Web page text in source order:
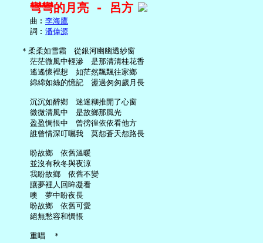
彎彎的月亮 - 呂方
     曲︰
李海鷹
     詞︰
潘偉源
   ＊柔柔如雪霜　從銀河幽幽透紗窗
     茫茫微風中輕滲　是那清清桂花香
     遙遙懷裡想　如茫然飄飄往家鄉
     綿綿如絲的憶記　盪過匆匆歲月長
     沉沉如醉鄉　迷迷糊推開了心窗
     微微清風中　是故鄉那風光
     盈盈惆悵中　曾徬徨依依看他方
     誰曾情深叮囑我　莫怨蒼天怨路長
     盼故鄉　依舊溫暖
     並沒有秋冬與夜涼
     我盼故鄉　依舊不變
     讓夢裡人回眸凝看
     噢　夢中盼夜長
     盼故鄉　依舊可愛
     絕無愁容和惆悵